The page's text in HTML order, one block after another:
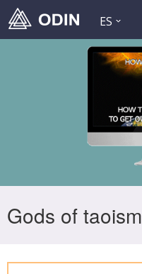
ES
Gods of taoism